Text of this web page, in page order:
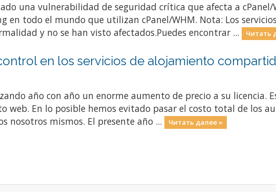
una vulnerabilidad de seguridad crítica que afecta a cPanel/
en todo el mundo que utilizan cPanel/WHM. Nota: Los
y no se han visto afectados.Puedes encontrar ...
Читать
en los servicios de alojamiento
año con año un enorme aumento de precio a su licencia.
En lo posible hemos evitado pasar el costo total de los
nosotros mismos. El presente año ...
Читать далее »